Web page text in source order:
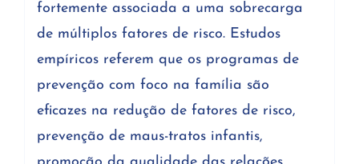
fortemente associada a uma sobrecarga
de múltiplos fatores de risco. Estudos
empíricos referem que os programas de
prevenção com foco na família são
eficazes na redução de fatores de risco,
prevenção de maus-tratos infantis,